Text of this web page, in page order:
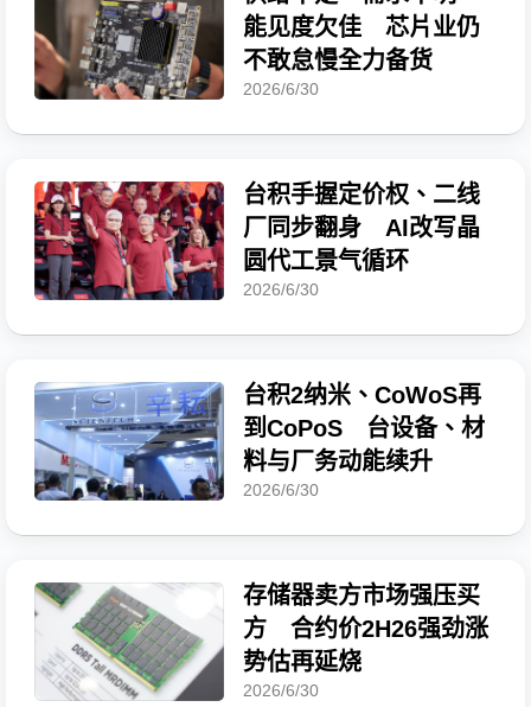
能见度欠佳 芯片业仍
不敢怠慢全力备货
2026/6/30
台积手握定价权、二线
厂同步翻身 AI改写晶
圆代工景气循环
2026/6/30
台积2纳米、CoWoS再
到CoPoS 台设备、材
料与厂务动能续升
2026/6/30
存储器卖方市场强压买
方 合约价2H26强劲涨
势估再延烧
2026/6/30